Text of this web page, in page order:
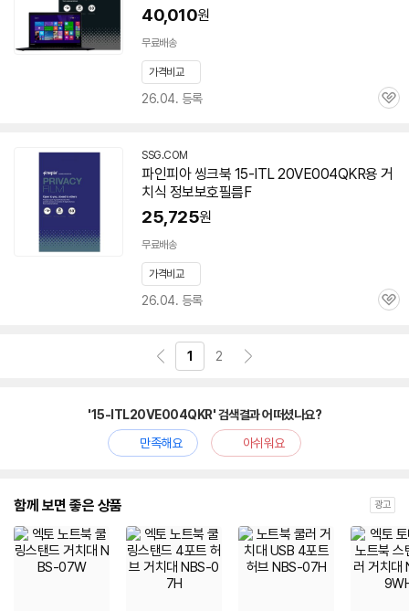
40,010원
무료배송
가격비교
26.04. 등록
관
SSG.COM
파인피아 씽크북 15-ITL 20VE004QKR용 거
치식 정보보호필름F
25,725원
무료배송
가격비교
26.04. 등록
관
1 2
'15-ITL20VE004QKR' 검색결과 어떠셨나요?
만족해요
아쉬워요
함께 보면 좋은 상품 광고